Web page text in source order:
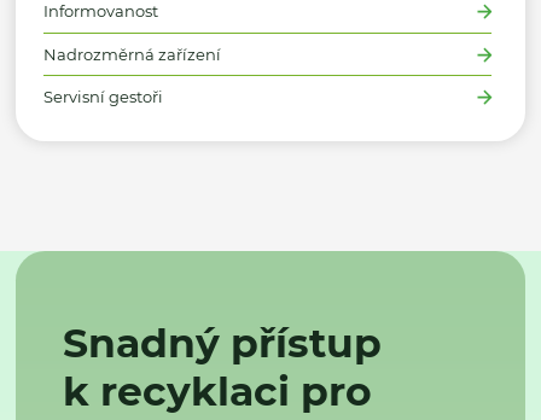
Informovanost
Nadrozměrná zařízení
Servisní gestoři
Snadný přístup
k recyklaci pro